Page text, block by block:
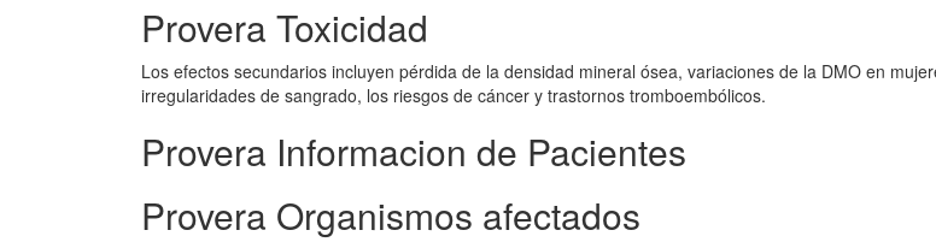
Provera Toxicidad
Los efectos secundarios incluyen pérdida de la densidad mineral ósea, variaciones de la DMO en
irregularidades de sangrado, los riesgos de cáncer y trastornos tromboembólicos.
Provera Informacion de Pacientes
Provera Organismos afectados